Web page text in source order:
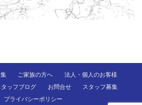
ご家族の方へ
法人・個人のお客様
タッフブログ お問合せ
スタッフ募集
プライバシーポリシー